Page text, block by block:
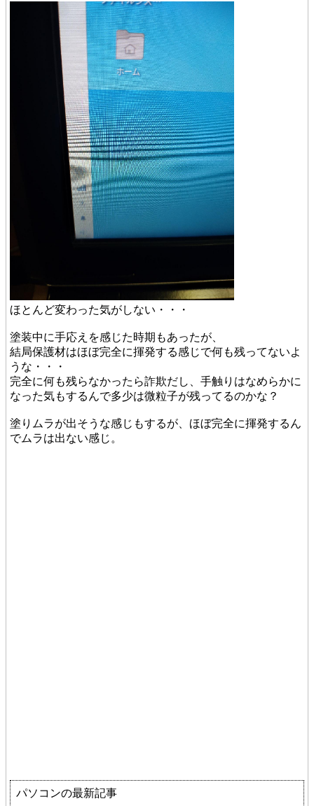
ほとんど変わった気がしない・・・
塗装中に手応えを感じた時期もあったが、
結局保護材はほぼ完全に揮発する感じで何も残ってないよ
うな・・・
完全に何も残らなかったら詐欺だし、手触りはなめらかに
なった気もするんで多少は微粒子が残ってるのかな？
塗りムラが出そうな感じもするが、ほぼ完全に揮発するん
でムラは出ない感じ。
パソコンの最新記事